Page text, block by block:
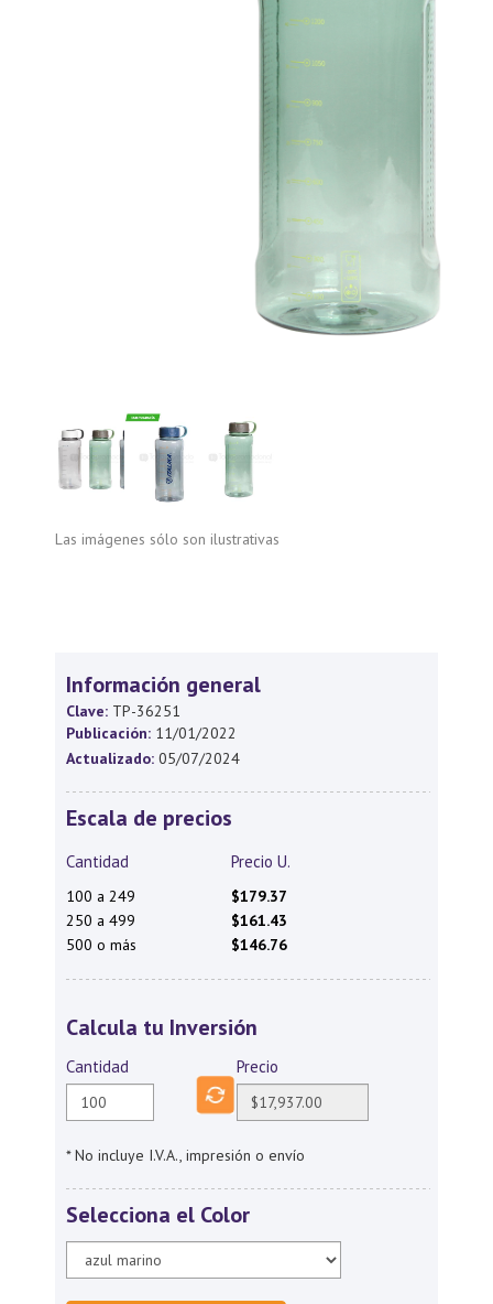
Las imágenes sólo son ilustrativas
Información general
Clave: TP-36251
Publicación: 11/01/2022
Actualizado: 05/07/2024
Escala de precios
Cantidad Precio U.
100 a 249
$179.37
250 a 499
$161.43
500 o más
$146.76
Calcula tu Inversión
Cantidad Precio
* No incluye I.V.A., impresión o envío
Selecciona el Color